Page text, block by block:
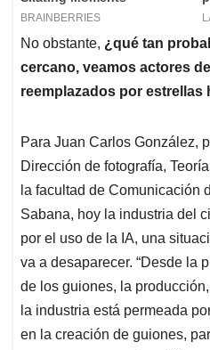
No obstante, ¿qué tan
cercano, veamos actores
reemplazados por estrellas
Para Juan Carlos González,
Dirección de fotografía,
la facultad de Comunicación
Sabana, hoy la industria del
por el uso de la IA, una
va a desaparecer. “Desde la
de los guiones, la
la industria está permeada
en la creación de guiones,